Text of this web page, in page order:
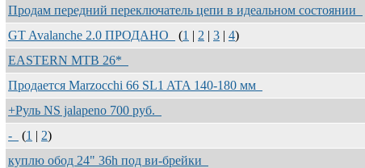
Продам передний переключатель цепи в идеальном состоянии
GT Avalanche 2.0 ПРОДАНО
(1 | 2 | 3 | 4)
EASTERN MTB 26*
Продается Marzocchi 66 SL1 ATA 140-180 мм
+Руль NS jalapeno 700 руб.
-
(1 | 2)
куплю обод 24" 36h под ви-брейки